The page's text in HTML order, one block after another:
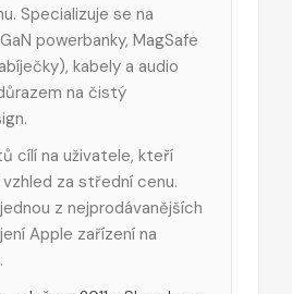
Specializuje se na
powerbanky, MagSafe
kabely a audio
na čistý
cílí na uživatele, kteří
za střední cenu.
z nejprodávanějších
Apple zařízení na